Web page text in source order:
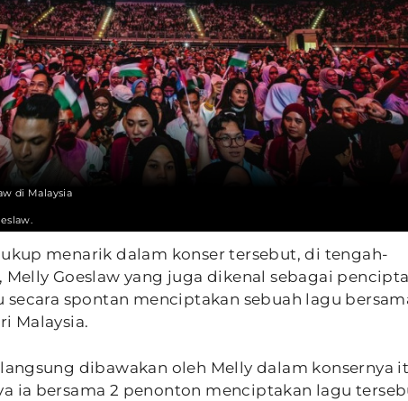
di Malaysia
menarik dalam konser tersebut, di tengah-
Melly Goeslaw yang juga dikenal sebagai pencipta
secara spontan menciptakan sebuah lagu
Malaysia.
dibawakan oleh Melly dalam konsernya
ia bersama 2 penonton menciptakan lagu